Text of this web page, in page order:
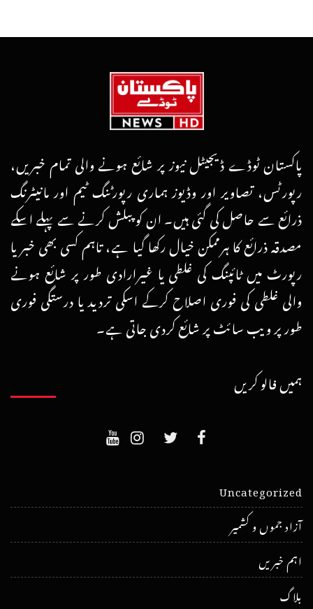
پاکستان ٹوڈے ڈیجیٹل نیوز پر شائع ہونے والی تمام خبریں،
رپورٹس، تصاویر اور وڈیوز ہماری رپورٹنگ ٹیم اور مانیٹرنگ
ذرائع سے حاصل کی گئی ہیں۔ ان کو پبلش کرنے سے پہلے اسکے
مصدقہ ذرائع کا ہرممکن خیال رکھا گیا ہے، تاہم کسی بھی خبر یا
رپورٹ میں ٹائپنگ کی غلطی یا غیرارادی طور پر شائع ہونے
والی غلطی کی فوری اصلاح کرکے اسکی تردید یا درستگی فوری
طور پر ویب سائٹ پر شائع کردی جاتی ہے۔
ہمیں فالو کریں
Uncategorized
آزاد جموں و کشمیر
اہم خبریں
بلاگ